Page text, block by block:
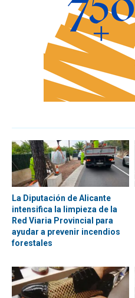
La Diputación de Alicante
intensifica la limpieza de la
Red Viaria Provincial para
ayudar a prevenir incendios
forestales